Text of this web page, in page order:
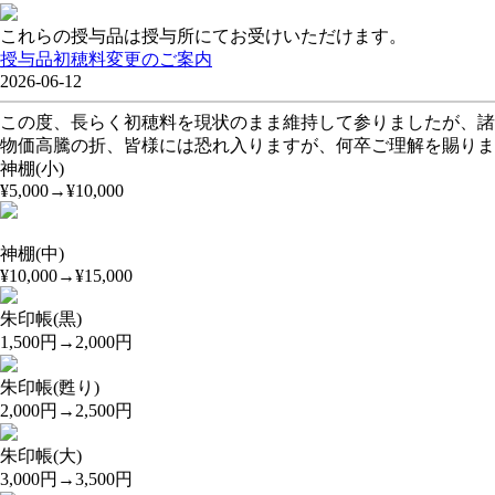
これらの授与品は授与所にてお受けいただけます。
授与品初穂料変更のご案内
2026-06-12
この度、長らく初穂料を現状のまま維持して参りましたが、
物価高騰の折、皆様には恐れ入りますが、何卒ご理解を賜り
神棚(小)
¥5,000→¥10,000
神棚(中)
¥10,000→¥15,000
朱印帳(黒)
1,500円→2,000円
朱印帳(甦り)
2,000円→2,500円
朱印帳(大)
3,000円→3,500円